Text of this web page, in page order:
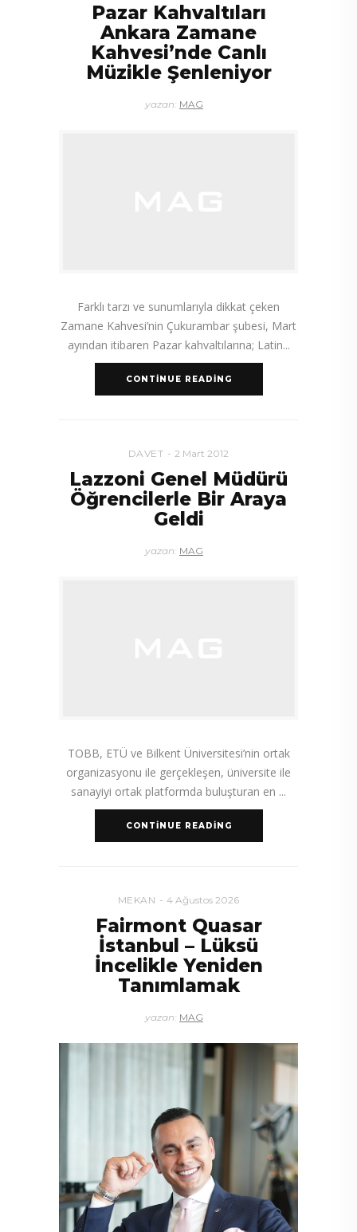
Pazar Kahvaltıları
Ankara Zamane
Kahvesi’nde Canlı
Müzikle Şenleniyor
yazan: MAG
Farklı tarzı ve sunumlarıyla dikkat çeken
Zamane Kahvesi’nin Çukurambar şubesi, Mart
ayından itibaren Pazar kahvaltılarına; Latin
CONTINUE READING
DAVET 2 Mart 2012
Lazzoni Genel Müdürü
Öğrencilerle Bir Araya
Geldi
yazan: MAG
TOBB, ETÜ ve Bilkent Üniversitesi’nin ortak
organizasyonu ile gerçekleşen, üniversite ile
sanayiyi ortak platformda buluşturan en
CONTINUE READING
MEKAN 4 Ağustos 2026
Fairmont Quasar
İstanbul – Lüksü
İncelikle Yeniden
Tanımlamak
yazan: MAG